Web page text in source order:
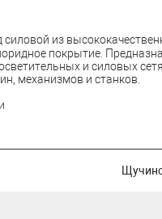
силовой из
покрытие.
и силовых
механизмов и станков.